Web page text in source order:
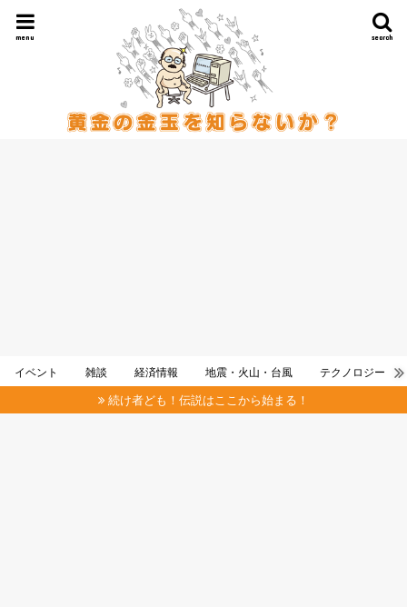
search
menu
イベント 雑談 経済情報 地震・火山・台風 テクノロジー
続け者ども！伝説はここから始まる！